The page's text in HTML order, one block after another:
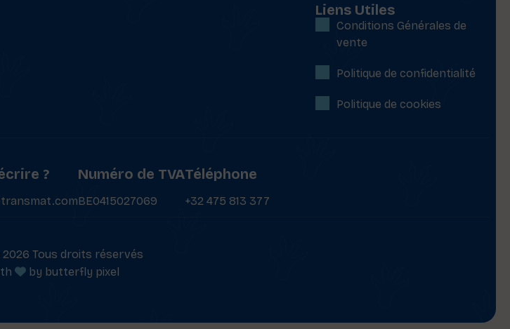
Liens Utiles
Conditions Générales de
vente
Politique de confidentialité
Politique de cookies
? Numéro de TVA
BE0415027069
Téléphone
+32 475 813 377
Tous droits réservés
by butterfly pixel